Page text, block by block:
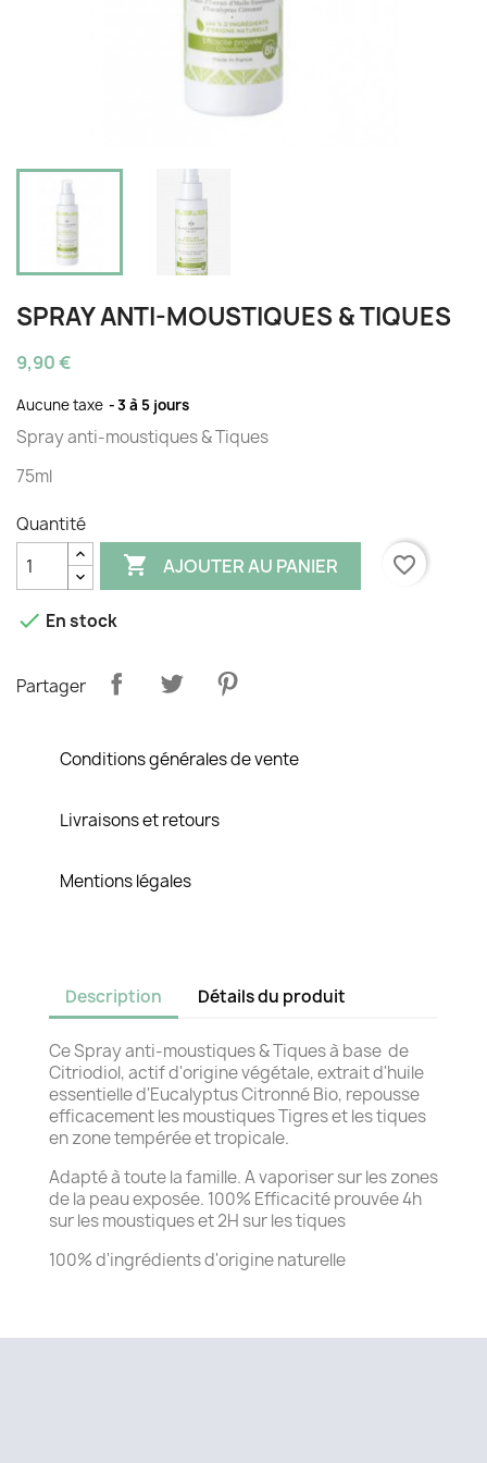
SPRAY ANTI-MOUSTIQUES & TIQUES
9,90 €
Aucune taxe 3 à 5 jours
Spray anti-moustiques & Tiques
75ml
Quantité
 AJOUTER AU PANIER favorite_border
 En stock
Partager
Conditions générales de vente
Livraisons et retours
Mentions légales
Description Détails du produit
Ce Spray anti-moustiques & Tiques à base de
Citriodiol, actif d'origine végétale, extrait d'huile
essentielle d'Eucalyptus Citronné Bio, repousse
efficacement les moustiques Tigres et les tiques
en zone tempérée et tropicale.
Adapté à toute la famille. A vaporiser sur les zones
de la peau exposée. 100% Efficacité prouvée 4h
sur les moustiques et 2H sur les tiques
100% d'ingrédients d'origine naturelle